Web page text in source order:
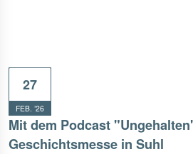
27
FEB. ’26
Mit dem Podcast
Geschichtsmesse in Suhl